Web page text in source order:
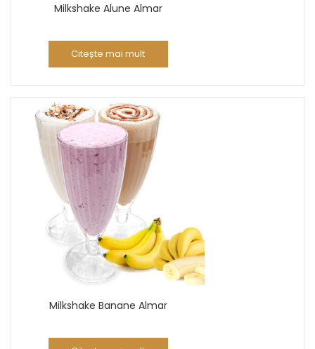
Milkshake Alune Almar
Citește mai mult
Milkshake Banane Almar